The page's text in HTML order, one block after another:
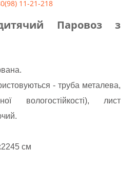
11-21-218
Паровоз з
- труба металева,
вологостійкості), лист
см